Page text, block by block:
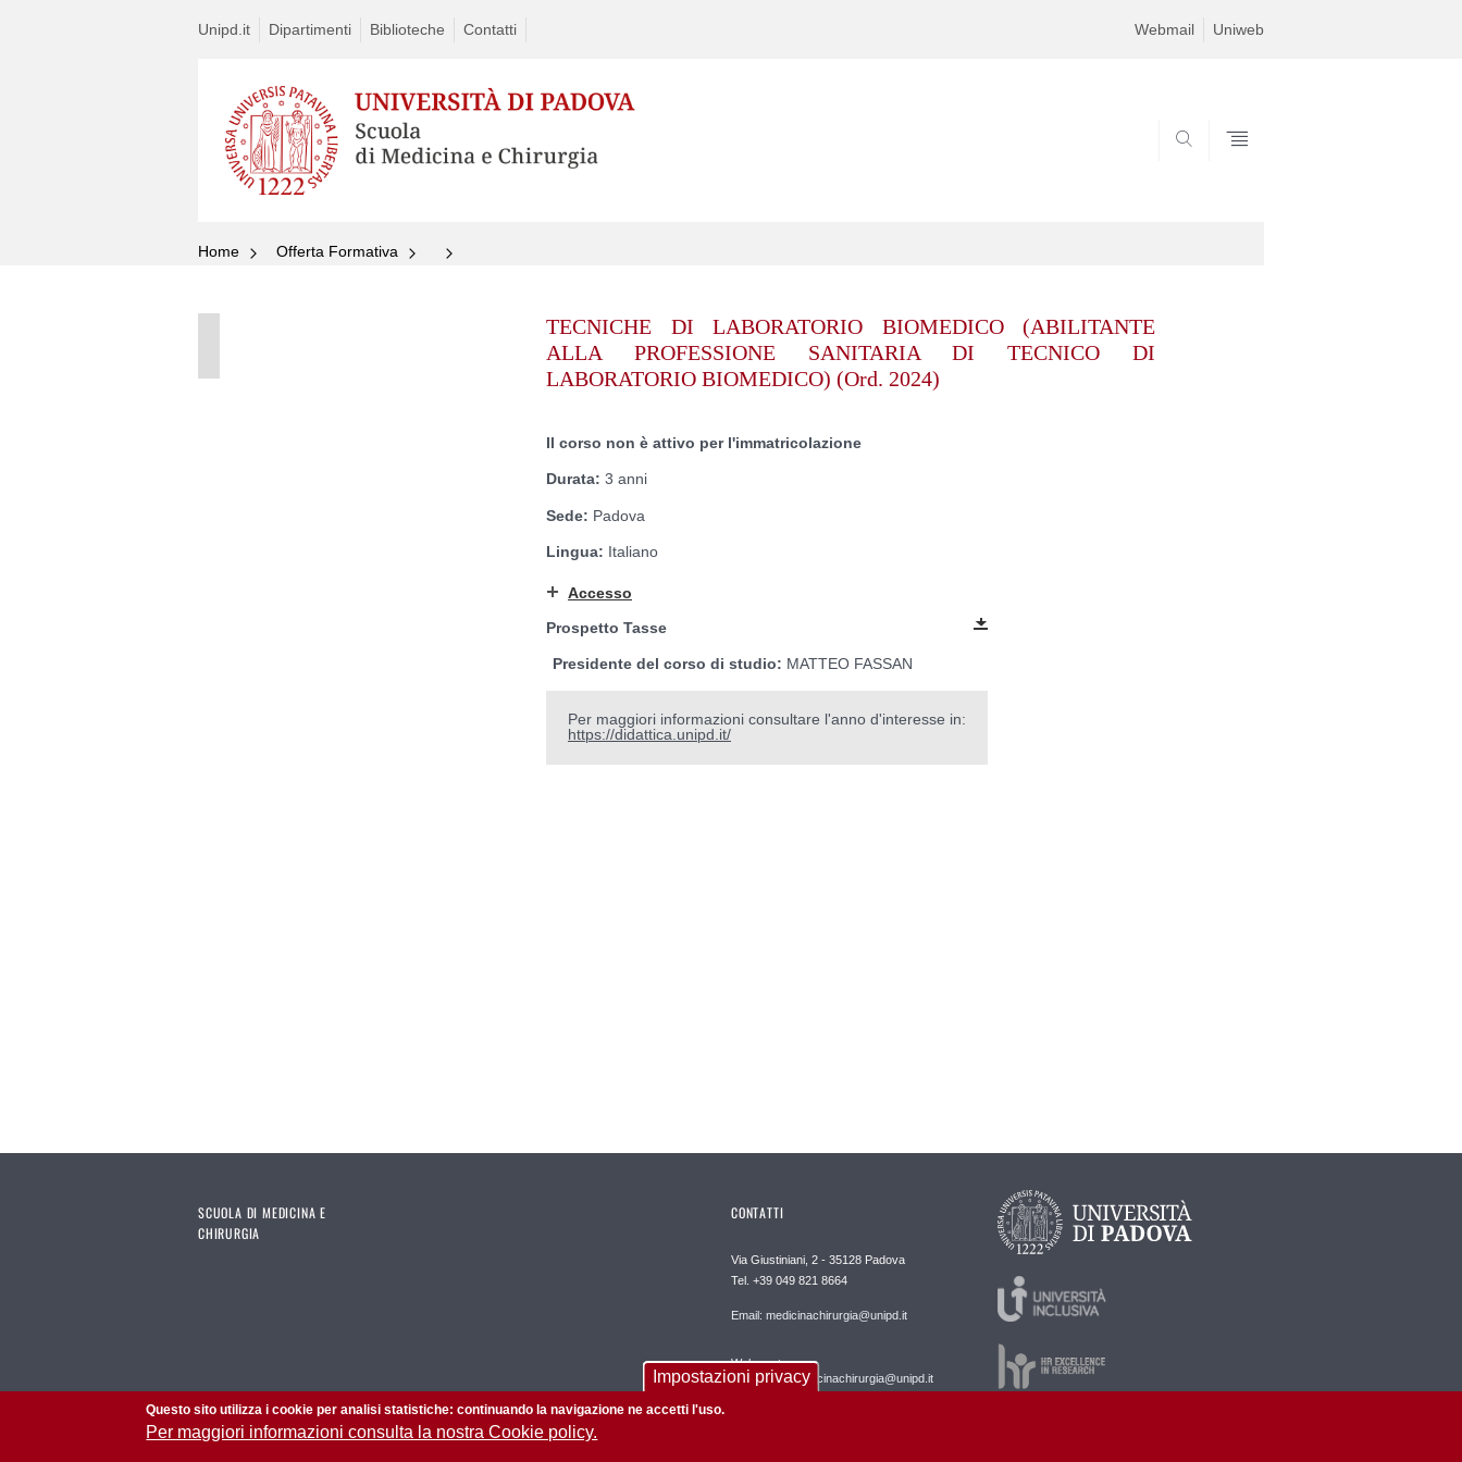
Unipd.it Dipartimenti Biblioteche Contatti Webmail Uniweb
Home Offerta Formativa
TECNICHE DI LABORATORIO BIOMEDICO (ABILITANTE
ALLA PROFESSIONE SANITARIA DI TECNICO DI
LABORATORIO BIOMEDICO) (Ord. 2024)
Il corso non è attivo per l'immatricolazione
Durata: 3 anni
Sede: Padova
Lingua: Italiano
Accesso
Prospetto Tasse
Presidente del corso di studio: MATTEO FASSAN
Per maggiori informazioni consultare l'anno d'interesse in:
https://didattica.unipd.it/
SCUOLA DI MEDICINA E
CHIRURGIA
CONTATTI
Via Giustiniani, 2 - 35128 Padova
Tel. +39 049 821 8664
Email: medicinachirurgia@unipd.it
Webmaster:
webmaster.medicinachirurgia@unipd.it
Impostazioni privacy
Questo sito utilizza i cookie per analisi statistiche: continuando la navigazione ne accetti l'uso.
Per maggiori informazioni consulta la nostra Cookie policy.